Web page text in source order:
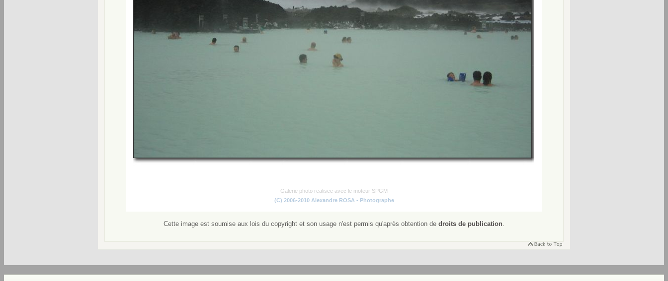
Galerie photo realisee avec le moteur SPGM
(C) 2006-2010 Alexandre ROSA - Photographe
Cette image est soumise aux lois du copyright et son usage n'est permis qu'après obtention de droits de publication.